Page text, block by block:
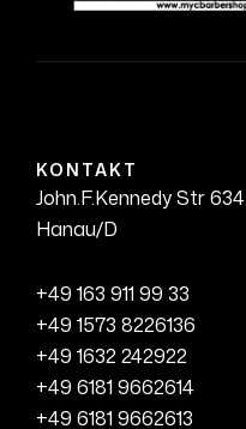
KONTAKT
John.F.Kennedy Str
Hanau/D
+49 163 911 99 33
+49 1573 8226136
+49 1632 242922
+49 6181 9662614
+49 6181 9662613